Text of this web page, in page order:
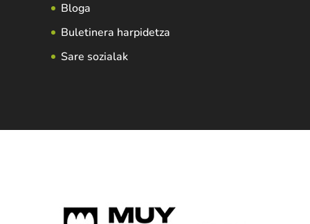
Bloga
Buletinera harpidetza
Sare sozialak